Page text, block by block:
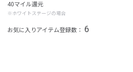
40マイル還元
※ホワイトステージの場合
お気に入りアイテム登録数： 6